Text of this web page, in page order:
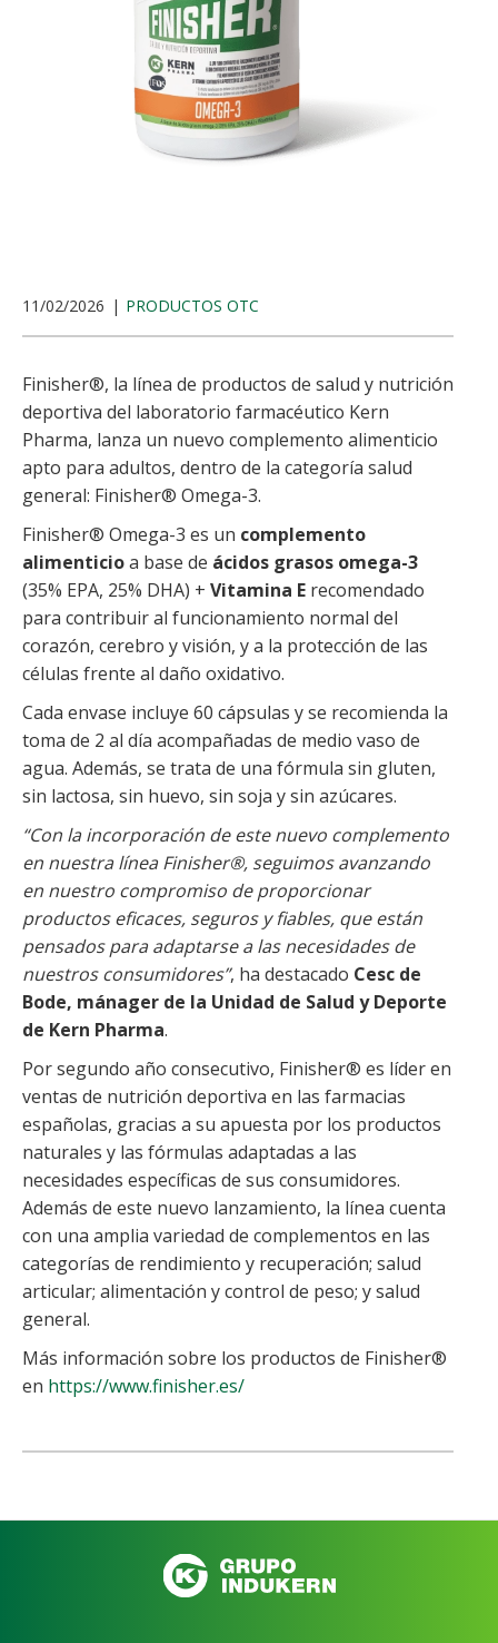
11/02/2026 PRODUCTOS OTC
Finisher®, la línea de productos de salud y nutrición
deportiva del laboratorio farmacéutico Kern
Pharma, lanza un nuevo complemento alimenticio
apto para adultos, dentro de la categoría salud
general: Finisher® Omega-3.
Finisher® Omega-3 es un complemento
alimenticioa base de ácidos grasos omega-3
(35% EPA, 25% DHA) + Vitamina E recomendado
para contribuir al funcionamiento normal del
corazón, cerebro y visión, y a la protección de las
células frente al daño oxidativo.
Cada envase incluye 60 cápsulas y se recomienda la
toma de 2 al día acompañadas de medio vaso de
agua. Además, se trata de una fórmula sin gluten,
sin lactosa, sin huevo, sin soja y sin azúcares.
“Con la incorporación de este nuevo complemento
en nuestra línea Finisher®, seguimos avanzando
en nuestro compromiso de proporcionar
productos eficaces, seguros y fiables, que están
pensados para adaptarse a las necesidades de
nuestros consumidores”, ha destacado Cesc de
Bode, mánager de la Unidad de Salud y Deporte
de Kern Pharma.
Por segundo año consecutivo, Finisher® es líder en
ventas de nutrición deportiva en las farmacias
españolas, gracias a su apuesta por los productos
naturales y las fórmulas adaptadas a las
necesidades específicas de sus consumidores.
Además de este nuevo lanzamiento, la línea cuenta
con una amplia variedad de complementos en las
categorías de rendimiento y recuperación; salud
articular; alimentación y control de peso; y salud
general.
Más información sobre los productos de Finisher®
en https://www.finisher.es/